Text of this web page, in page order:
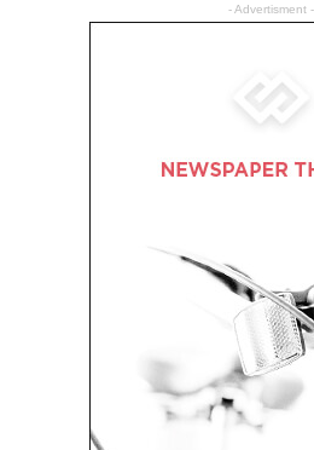
- Advertisment -